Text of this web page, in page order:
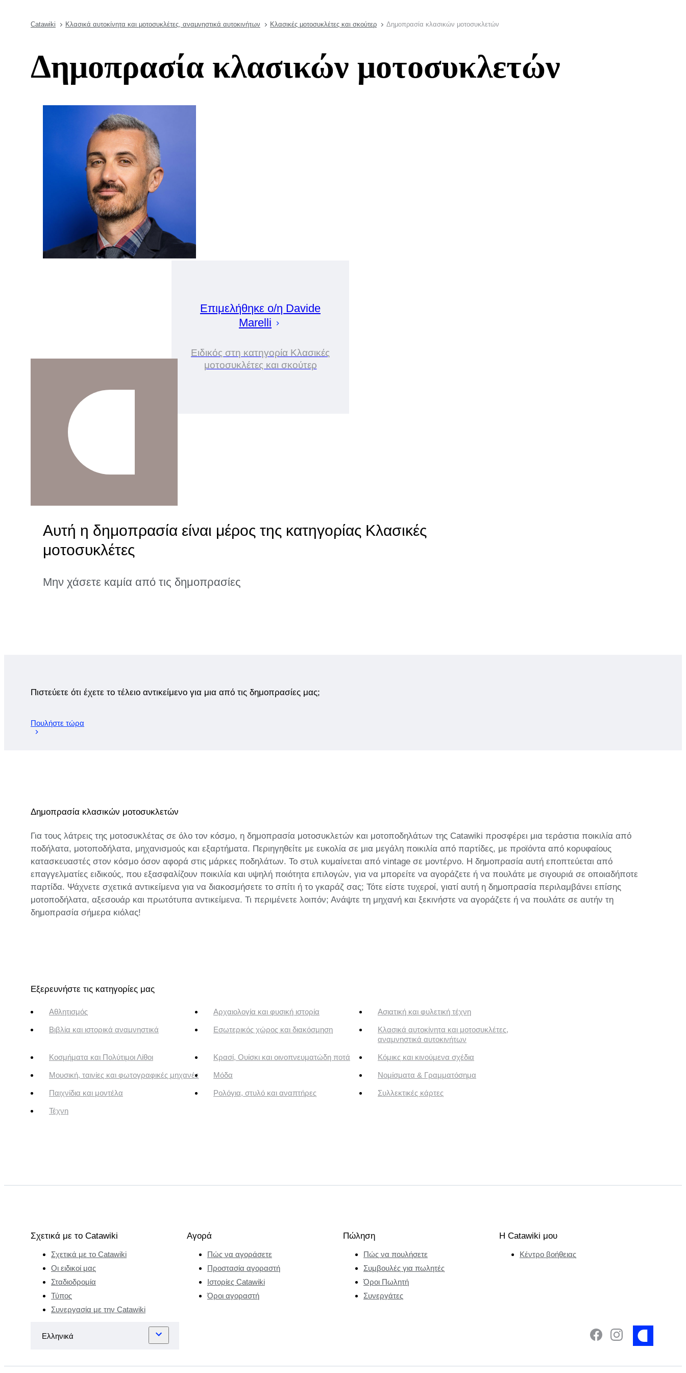
Catawiki Κλασικά αυτοκίνητα και μοτοσυκλέτες, αναμνηστικά αυτοκινήτων Κλασικές μοτοσυκλέτες και σκούτερ Δημοπρασία κλασικών μοτοσυκλετών
Δημοπρασία κλασικών μοτοσυκλετών
Επιμελήθηκε ο/η Davide
Marelli
Ειδικός στη κατηγορία Κλασικές
μοτοσυκλέτες και σκούτερ
Αυτή η δημοπρασία είναι μέρος της κατηγορίας Κλασικές
μοτοσυκλέτες
Μην χάσετε καμία από τις δημοπρασίες
Πιστεύετε ότι έχετε το τέλειο αντικείμενο για μια από τις δημοπρασίες μας;
Πουλήστε τώρα
Δημοπρασία κλασικών μοτοσυκλετών
Για τους λάτρεις της μοτοσυκλέτας σε όλο τον κόσμο, η δημοπρασία μοτοσυκλετών και μοτοποδηλάτων της Catawiki προσφέρει μια τεράστια ποικιλία από
ποδήλατα, μοτοποδήλατα, μηχανισμούς και εξαρτήματα. Περιηγηθείτε με ευκολία σε μια μεγάλη ποικιλία από παρτίδες, με προϊόντα από κορυφαίους
κατασκευαστές στον κόσμο όσον αφορά στις μάρκες ποδηλάτων. Το στυλ κυμαίνεται από vintage σε μοντέρνο. Η δημοπρασία αυτή εποπτεύεται από
επαγγελματίες ειδικούς, που εξασφαλίζουν ποικιλία και υψηλή ποιότητα επιλογών, για να μπορείτε να αγοράζετε ή να πουλάτε με σιγουριά σε οποιαδήποτε
παρτίδα. Ψάχνετε σχετικά αντικείμενα για να διακοσμήσετε το σπίτι ή το γκαράζ σας; Τότε είστε τυχεροί, γιατί αυτή η δημοπρασία περιλαμβάνει επίσης
μοτοποδήλατα, αξεσουάρ και πρωτότυπα αντικείμενα. Τι περιμένετε λοιπόν; Ανάψτε τη μηχανή και ξεκινήστε να αγοράζετε ή να πουλάτε σε αυτήν τη
δημοπρασία σήμερα κιόλας!
Εξερευνήστε τις κατηγορίες μας
Αθλητισμός Αρχαιολογία και φυσική ιστορία Ασιατική και φυλετική τέχνη
Βιβλία και ιστορικά αναμνηστικά Εσωτερικός χώρος και διακόσμηση
Κλασικά αυτοκίνητα και μοτοσυκλέτες,
αναμνηστικά αυτοκινήτων
Κοσμήματα και Πολύτιμοι Λίθοι Κρασί, Ουίσκι και οινοπνευματώδη ποτά Κόμικς και κινούμενα σχέδια
Μουσική, ταινίες και φωτογραφικές μηχανές Μόδα Νομίσματα & Γραμματόσημα
Παιχνίδια και μοντέλα Ρολόγια, στυλό και αναπτήρες Συλλεκτικές κάρτες
Τέχνη
Σχετικά με το Catawiki
Σχετικά με το Catawiki
Οι ειδικοί μας
Σταδιοδρομία
Τύπος
Συνεργασία με την Catawiki
Αγορά
Πώς να αγοράσετε
Προστασία αγοραστή
Ιστορίες Catawiki
Όροι αγοραστή
Πώληση
Πώς να πουλήσετε
Συμβουλές για πωλητές
Όροι Πωλητή
Συνεργάτες
Η Catawiki μου
Κέντρο βοήθειας